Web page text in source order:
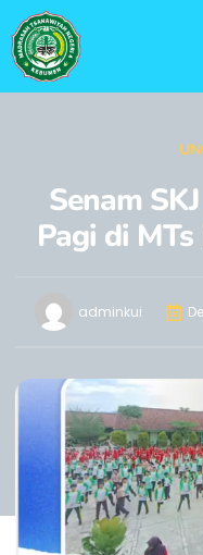
Senam
Pagi di
adminkui